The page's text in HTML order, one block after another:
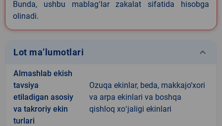
Bunda, ushbu mablagʻlar zakalat sifatida hisobga
olinadi.
Lot ma’lumotlari keyboard_arrow_down
Almashlab ekish
tavsiya
etiladigan asosiy
va takroriy ekin
turlari
Ozuqa ekinlar, beda, makkajo‘xori
va arpa ekinlari va boshqa
qishloq xoʻjaligi ekinlari